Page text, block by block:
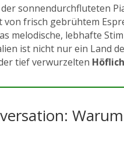
sonnendurchfluteten
von frisch gebrühtem
melodische, lebhafte
ist nicht nur ein Land
tief verwurzelten